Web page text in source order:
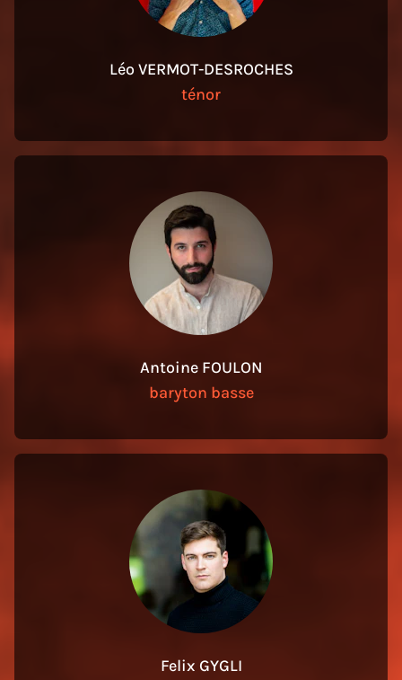
Léo VERMOT-DESROCHES
ténor
Antoine FOULON
baryton basse
Felix GYGLI